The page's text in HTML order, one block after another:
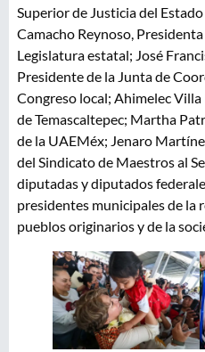
Superior de Justicia del
Camacho Reynoso,
Legislatura estatal; José
Presidente de la Junta de
Congreso local; Ahimelec
de Temascaltepec; Martha
de la UAEMéx; Jenaro
del Sindicato de Maestros al
diputadas y diputados
presidentes municipales de la
pueblos originarios y de la